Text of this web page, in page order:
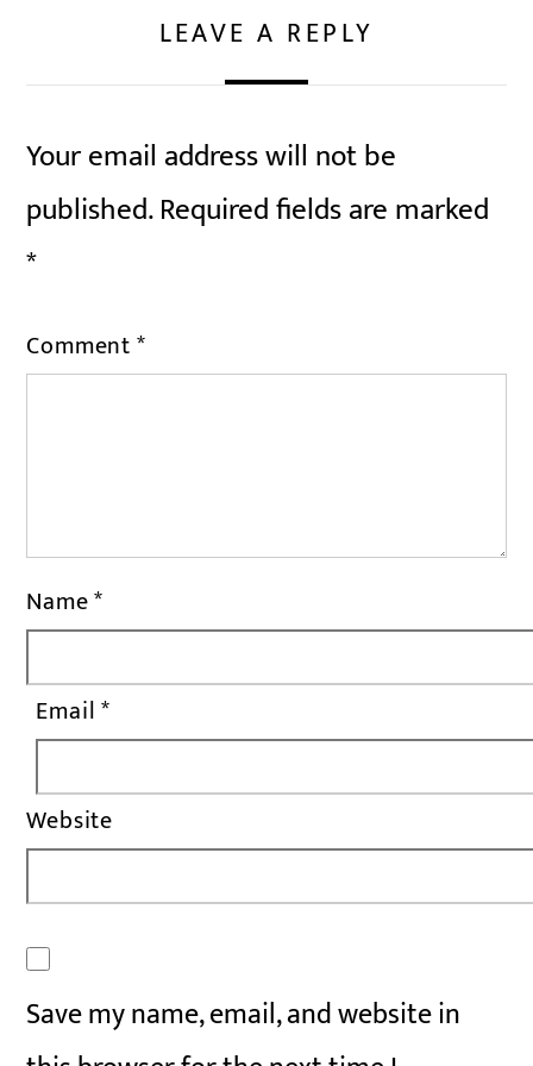
LEAVE A REPLY
Your email address will not be
published.Required fields are marked
*
Comment*
Name*
Email*
Website
Save my name, email, and website in